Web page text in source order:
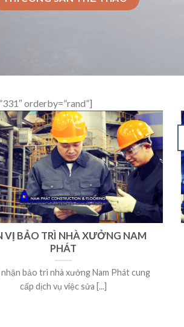
orderby=”rand”]
VỊ BẢO TRÌ NHÀ XƯỞNG NAM
PHÁT
bảo trì nhà xưởng Nam Phát cung
cấp dịch vụ việc sửa [...]